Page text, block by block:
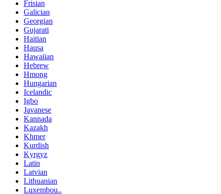
Frisian
Galician
Georgian
Gujarati
Haitian
Hausa
Hawaiian
Hebrew
Hmong
Hungarian
Icelandic
Igbo
Javanese
Kannada
Kazakh
Khmer
Kurdish
Kyrgyz
Latin
Latvian
Lithuanian
Luxembou..